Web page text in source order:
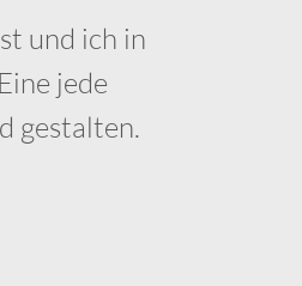
und ich in
jede
gestalten.